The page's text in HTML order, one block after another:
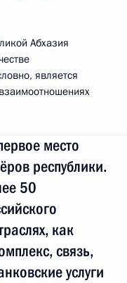
Абхазия
является
место
республики.
50
как
связь,
услуги